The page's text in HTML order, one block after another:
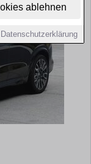
ablehnen
Datenschutzerklärung